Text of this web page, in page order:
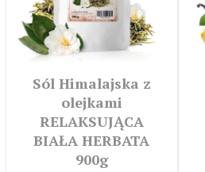
Sól Himalajska z
olejkami
RELAKSUJĄCA
BIAŁA HERBATA
900g